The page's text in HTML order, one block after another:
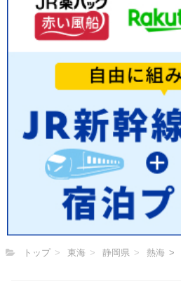
トップ 東海 静岡県 熱海